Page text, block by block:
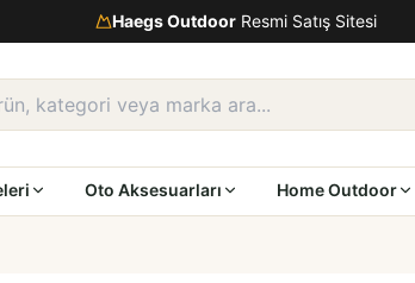
Haegs OutdoorResmi Satış Sitesi
Oto Aksesuarları Home Outdoor